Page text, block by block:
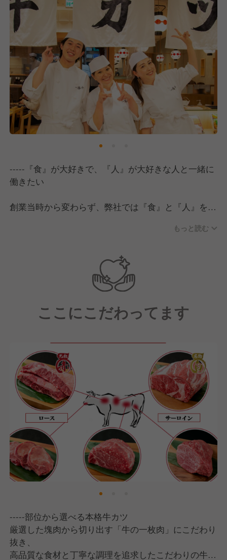
日々美味しさを追求し、一食一食を実直に提供してま
いります。
-----『食』が大好きで、『人』が大好きな人と一緒に
働きたい
創業当時から変わらず、弊社では『食』と『人』を大
私たちの使命は、経営理念にもある《人々にパワー
・誰よりも『食』が大好きだ！
・誰よりも『人』が大好きだ！
と声を大にして言い切れる方と働きたいと強く願って
います。
もっと読む
ここにこだわってます
-----部位から選べる本格牛カツ
厳選した塊肉から切り出す「牛の一枚肉」にこだわり
抜き、
高品質な食材と丁寧な調理を追求したこだわりの牛カ